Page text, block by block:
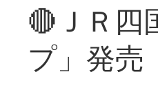
🔴ＪＲ四
プ」発売